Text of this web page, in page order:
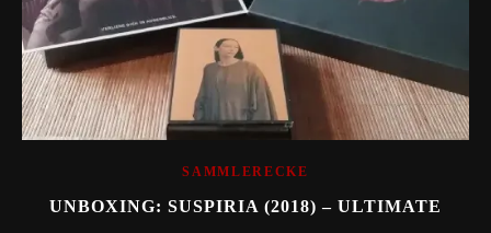
SAMMLERECKE
UNBOXING: SUSPIRIA (2018) – ULTIMATE